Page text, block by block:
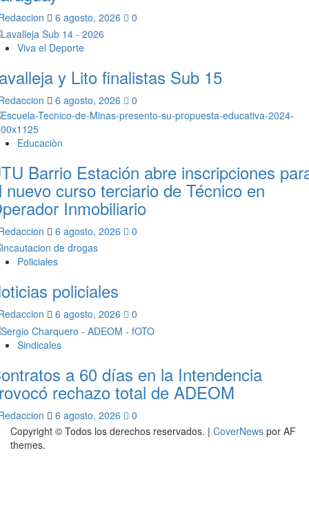
6 agosto, 2026 0
Viva el Deporte
y Lito finalistas Sub 15
6 agosto, 2026 0
Educaciòn
Barrio Estación abre inscripciones
nuevo curso terciario de Técnico en
Inmobiliario
6 agosto, 2026 0
Policiales
policiales
6 agosto, 2026 0
Sindicales
a 60 días en la Intendencia
rechazo total de ADEOM
6 agosto, 2026
0
Copyright © Todos los derechos reservados. | CoverNews por AF
themes.